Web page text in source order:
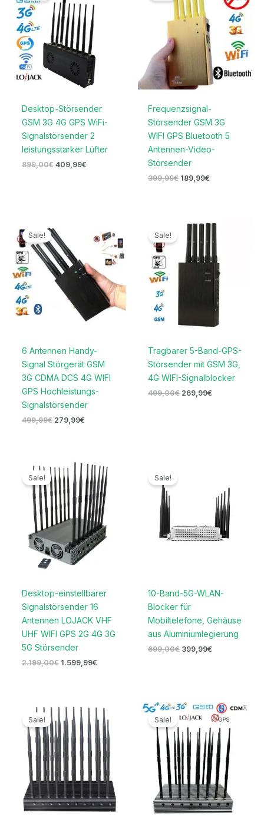
Desktop-Störsender
GSM 3G 4G GPS WiFi-
Signalstörsender 2
leistungsstarker Lüfter
899,00€
899,00€
409,99€
409,99€.
Frequenzsignal-
Störsender GSM 3G
WIFI GPS Bluetooth 5
Antennen-Video-
Störsender
399,99€
399,99€
189,99€
189,99€.
Sale!
6 Antennen Handy-
Signal Störgerät GSM
3G CDMA DCS 4G WIFI
GPS Hochleistungs-
Signalstörsender
499,99€
Preis
war:
499,99€
279,99€
ist:
279,99€.
Sale!
Tragbarer 5-Band-GPS-
Störsender mit GSM 3G,
4G WIFI-Signalblocker
499,00€
Ursprünglicher
Preis
war:
499,00€
269,99€
Aktueller
ist:
269,99€.
Sale!
Desktop-einstellbarer
Signalstörsender 16
Antennen LOJACK VHF
UHF WIFI GPS 2G 4G 3G
5G Störsender
2.199,00€
Ursprünglicher
Preis
war:
2.199,00€
1.599,99€
Preis
ist:
1.599,99€.
Sale!
10-Band-5G-WLAN-
Blocker für
Mobiltelefone, Gehäuse
aus Aluminiumlegierung
699,00€ 399,99€
399,99€.
Sale!
Ursprünglicher
Preis
war:
1.199,00€
Aktueller
Preis
ist:
699,99€.
Sale!
Ursprünglicher
Preis
2.099,00€
Aktueller
Preis
ist: